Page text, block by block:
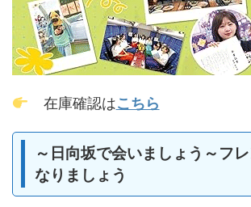
在庫確認はこちら
～日向坂で会いましょう～フ
なりましょう